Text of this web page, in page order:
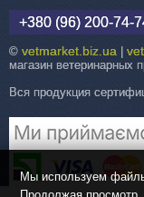
+380 (96) 200-74-
© vetmarket.biz.ua
магазин ветеринарных
Вся продукция
Мы используем